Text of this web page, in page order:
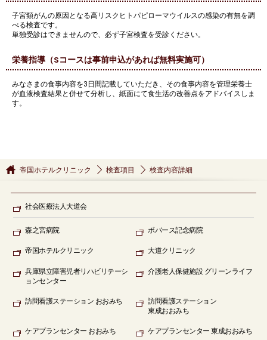
子宮頸がんの原因となる高リスクヒトパピローマウイルスの感染の有無を調
べる検査です。
単独受診はできませんので、必ず子宮検査を受診ください。
栄養指導（Sコースは事前申込があれば無料実施可）
みなさまの食事内容を3日間記載していただき、その食事内容を管理栄養士
が血液検査結果と併せて分析し、紙面にて食生活の改善点をアドバイスしま
す。
帝国ホテルクリニック 検査項目 検査内容詳細
社会医療法人大道会
森之宮病院 ボバース記念病院
帝国ホテルクリニック 大道クリニック
兵庫県立障害児者リハビリテーシ
ョンセンター
介護老人保健施設 グリーンライフ
訪問看護ステーション おおみち
訪問看護ステーション
東成おおみち
ケアプランセンター おおみち ケアプランセンター東成おおみち